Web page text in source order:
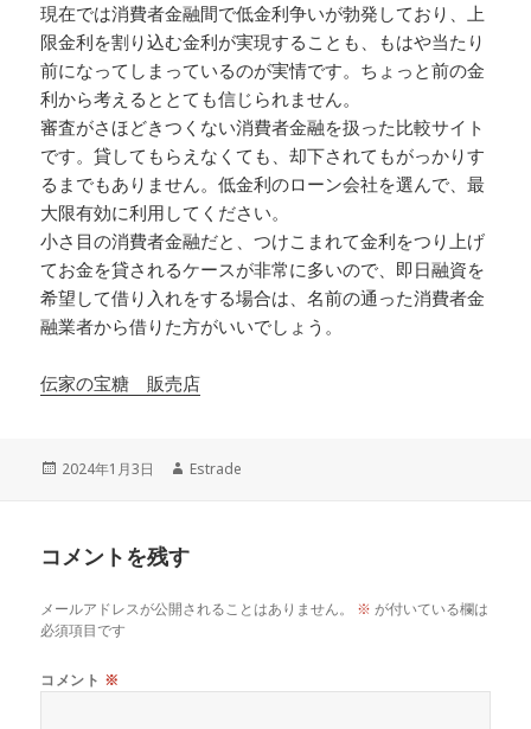
現在では消費者金融間で低金利争いが勃発しており、上
限金利を割り込む金利が実現することも、もはや当たり
前になってしまっているのが実情です。ちょっと前の金
利から考えるととても信じられません。
審査がさほどきつくない消費者金融を扱った比較サイト
です。貸してもらえなくても、却下されてもがっかりす
るまでもありません。低金利のローン会社を選んで、最
大限有効に利用してください。
小さ目の消費者金融だと、つけこまれて金利をつり上げ
てお金を貸されるケースが非常に多いので、即日融資を
希望して借り入れをする場合は、名前の通った消費者金
融業者から借りた方がいいでしょう。
伝家の宝糖 販売店
投
2024年1月3日
作
Estrade
コメントを残す
メールアドレスが公開されることはありません。 ※ が付いている欄は
必須項目です
コメント ※